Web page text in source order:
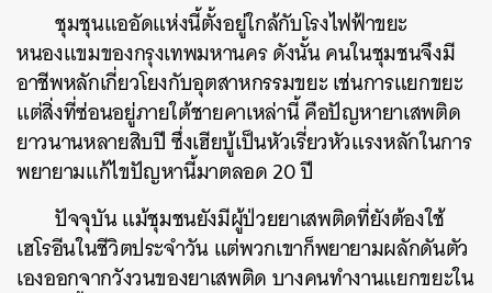
ชุมชุนแออัดแห่งนี้ตั้งอยู่ใกล้กับโรงไฟฟ้าขยะ
หนองแขมของกรุงเทพมหานคร ดังนั้น คนในชุมชนจึงมี
อาชีพหลักเกี่ยวโยงกับอุตสาหกรรมขยะ เช่นการแยกขยะ
แต่สิ่งที่ซ่อนอยู่ภายใต้ชายคาเหล่านี้ คือปัญหายาเสพติด
ยาวนานหลายสิบปี ซึ่งเฮียบู้เป็นหัวเรี่ยวหัวแรงหลักในการ
พยายามแก้ไขปัญหานี้มาตลอด 20 ปี
ปัจจุบัน แม้ชุมชนยังมีผู้ป่วยยาเสพติดที่ยังต้องใช้
เฮโรอีนในชีวิตประจำวัน แต่พวกเขาก็พยายามผลักดันตัว
เองออกจากวังวนของยาเสพติด บางคนทำงานแยกขยะใน